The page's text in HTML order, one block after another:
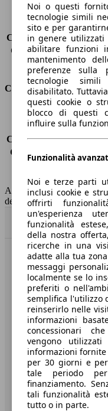
Sedili
Carico sul tetto
Capacità di traino
Capacità di traino (con
Volume del
Consumi
Emissioni di CO2*
Consumo (urbano)
Consumo (extra-urbano)
Consumo (combinato)*
Capacità del serbatoio
AutoScout24 non si
dei dati.
Benvenuti su
Società
A proposito di
Stampa
Media
Condizioni generali
Informazioni
Noi o questi
tecnologie simili
sito e per
in genere
abilitare funzioni
mantenimento
preferenze sulla
tecnologie
disabilitato.
questi cookie o
blocco di questi
influire sulla
Funzionalità
Noi e terze parti
inclusi cookie e
offrirti
un'esperienza
funzionalità
della nostra
ricerche in una
adatte alla tua
messaggi
localmente se lo
preferiti o
semplifica l'utilizzo
reinserirlo nelle
informazioni
concessionari
vengono
informazioni
per 30 giorni e
tale periodo
finanziamento.
tali funzionalità
tutto o in parte.